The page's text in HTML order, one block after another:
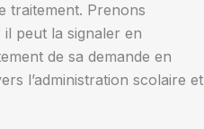
traitement. Prenons
peut la signaler en
de sa demande en
l’administration scolaire et